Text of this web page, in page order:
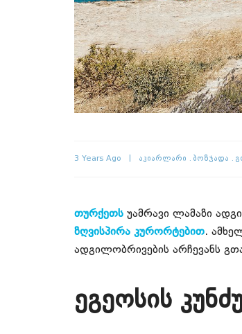
3 Years Ago Აკიარლარი Ბოზჯადა
თურქეთს უამრავი ლამაზი
ზღვისპირა კურორტებით.
ადგილობრივების არჩევანს
ეგეოსის